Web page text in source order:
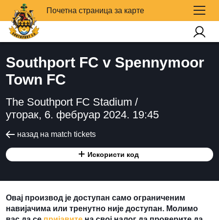
Почетна страница за карте
Southport FC v Spennymoor
Town FC
The Southport FC Stadium /
уторак, 6. фебруар 2024. 19:45
назад на match tickets
Искористи код
Овај производ је доступан само ограниченим
навијачима или тренутно није доступан. Молимо